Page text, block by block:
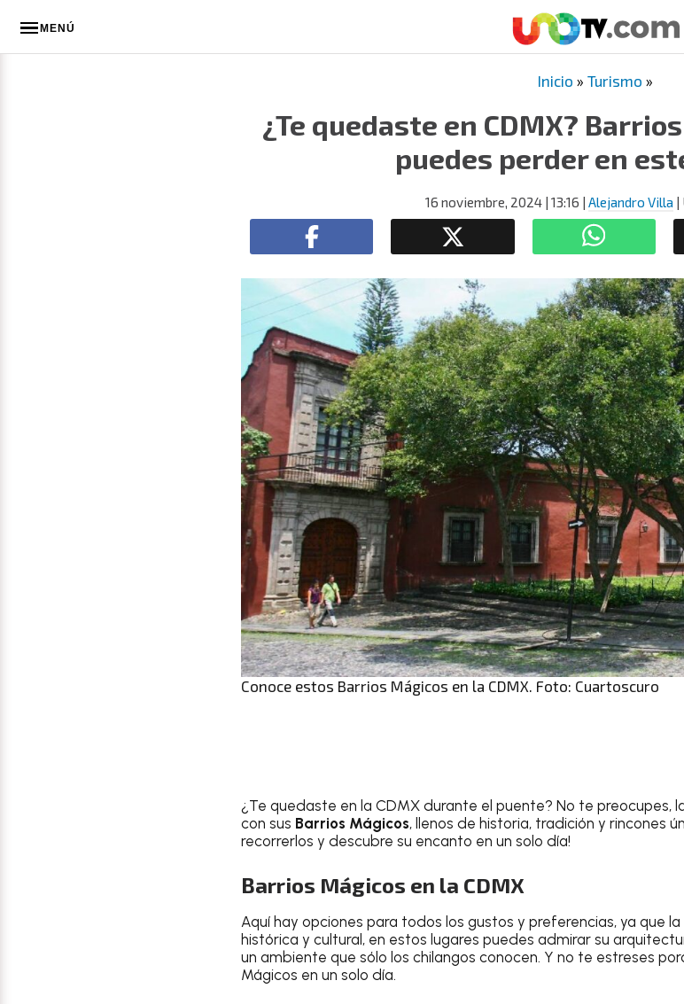
MENÚ
Inicio » Turismo »
¿Te quedaste en CDMX?
puedes perder en
16 noviembre, 2024 | 13:16 | Alejandro Villa |
Conoce estos Barrios Mágicos en la CDMX. Foto: Cuartoscuro
¿Te quedaste en la CDMX durante el puente? No te preocupes,
con sus Barrios Mágicos, llenos de historia, tradición y rincones
recorrerlos y descubre su encanto en un solo día!
Barrios Mágicos en la CDMX
Aquí hay opciones para todos los gustos y preferencias, ya que
histórica y cultural, en estos lugares puedes admirar su
un ambiente que sólo los chilangos conocen. Y no te estreses
Mágicos en un solo día.